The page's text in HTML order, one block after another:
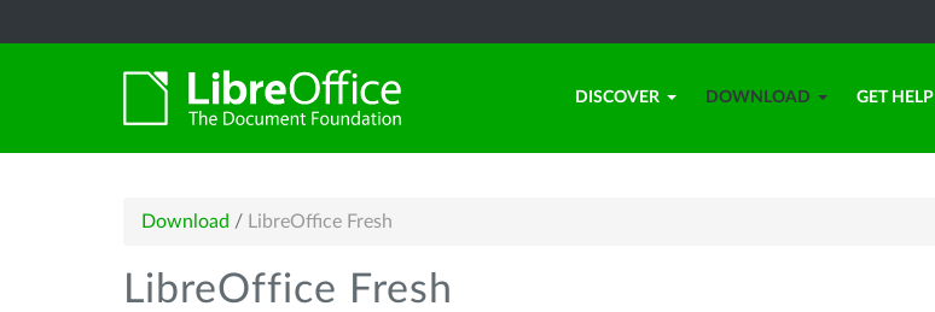
DISCOVER DOWNLOAD GET HELP
Download / LibreOffice Fresh
LibreOffice Fresh